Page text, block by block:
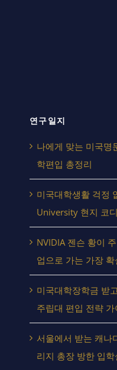
연구일지
나에게 맞는 미국명
학편입 총정리
미국대학생활 걱정
University 현지 코
NVIDIA 젠슨 황이
업으로 가는 가장
미국대학장학금 받
주립대 편입 전략 가
서울에서 받는 캐나
리지 총장 방한 입